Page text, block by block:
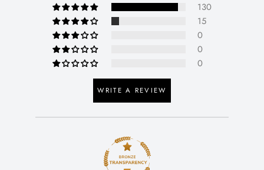
130
15
0
0
0
WRITE A REVIEW